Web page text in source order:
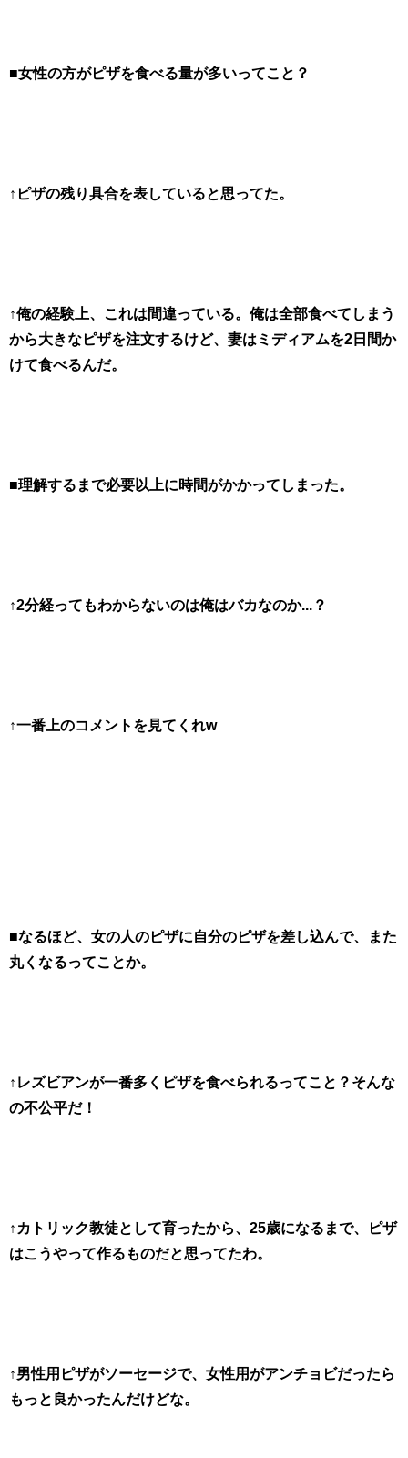
■女性の方がピザを食べる量が多いってこと？
↑ピザの残り具合を表していると思ってた。
↑俺の経験上、これは間違っている。俺は全部食べてしまう
から大きなピザを注文するけど、妻はミディアムを2日間か
けて食べるんだ。
■理解するまで必要以上に時間がかかってしまった。
↑2分経ってもわからないのは俺はバカなのか...？
↑一番上のコメントを見てくれw
■なるほど、女の人のピザに自分のピザを差し込んで、また
丸くなるってことか。
↑レズビアンが一番多くピザを食べられるってこと？そんな
の不公平だ！
↑カトリック教徒として育ったから、25歳になるまで、ピザ
はこうやって作るものだと思ってたわ。
↑男性用ピザがソーセージで、女性用がアンチョビだったら
もっと良かったんだけどな。